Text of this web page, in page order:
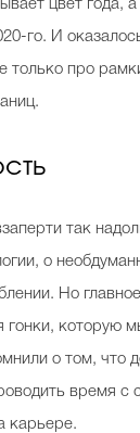
цвет года,
го. И
только про
так
о
Но
гонки, которую
о том, что
время с
карьере.